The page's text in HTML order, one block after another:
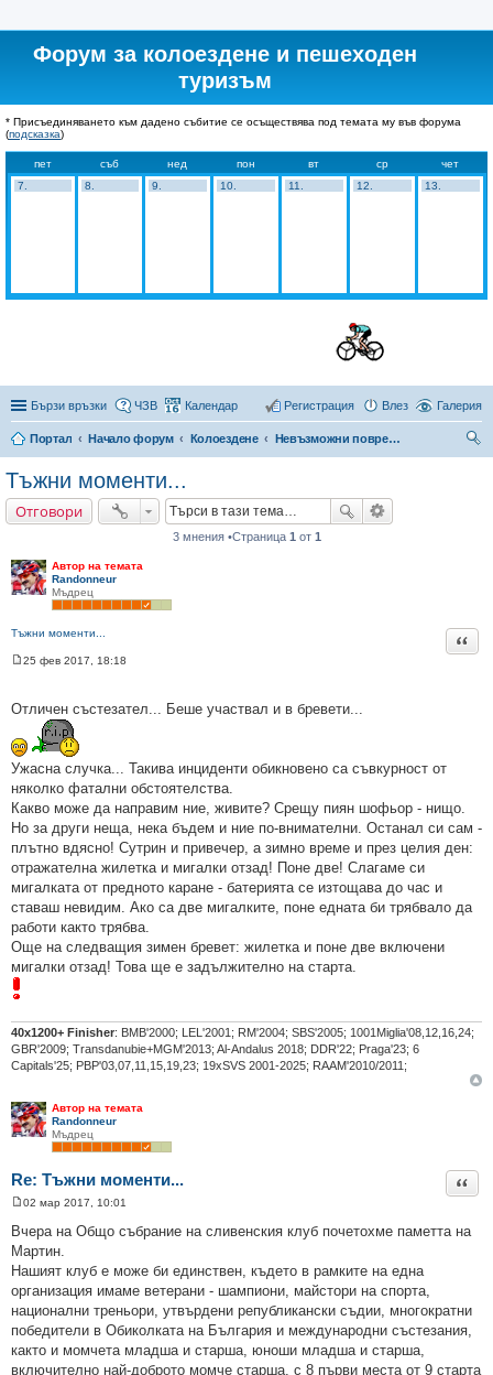
Форум за колоездене и пешеходен
туризъм
* Присъединяването към дадено събитие се осъществява под темата му във форума
(подсказка)
пет съб нед пон вт ср
чет
7.
8. 9. 10. 11. 12. 13.
Бързи връзки Галерия
ЧЗВ Календар Влез
Регистрация
Портал Начало форум Колоездене
Невъзможни повреди и инциденти
Тъжни моменти...
Отговори
3 мнения •Страница 1 от 1
Автор на темата
Randonneur
Мъдрец
Тъжни моменти...
н
25 фев 2017, 18:18
Отличен състезател... Беше участвал и в бревети...
Ужасна случка... Такива инциденти обикновено са съвкурност от
няколко фатални обстоятелства.
Какво може да направим ние, живите? Срещу пиян шофьор - нищо.
Но за други неща, нека бъдем и ние по-внимателни. Останал си сам -
плътно вдясно! Сутрин и привечер, а зимно време и през целия ден:
отражателна жилетка и мигалки отзад! Поне две! Слагаме си
мигалката от предното каране - батерията се изтощава до час и
ставаш невидим. Ако са две мигалките, поне едната би трябвало да
работи както трябва.
Още на следващия зимен бревет: жилетка и поне две включени
мигалки отзад! Това ще е задължително на старта.
40х1200+ Finisher: BMB'2000; LEL'2001; RM'2004; SBS'2005; 1001Miglia'08,12,16,24;
GBR'2009; Transdanubie+MGM'2013; Al-Andalus 2018; DDR'22; Praga'23; 6
Capitals'25; PBP'03,07,11,15,19,23; 19xSVS 2001-2025; RAAM'2010/2011;
Автор на темата
Randonneur
Мъдрец
Re: Тъжни моменти...
е
н
е
02 мар 2017, 10:01
Вчера на Общо събрание на сливенския клуб почетохме паметта на
Мартин.
Нашият клуб е може би единствен, където в рамките на една
организация имаме ветерани - шампиони, майстори на спорта,
национални треньори, утвърдени републикански съдии, многократни
победители в Обиколката на България и международни състезания,
както и момчета младша и старша, юноши младша и старша,
включително най-доброто момче старша, с 8 първи места от 9 старта